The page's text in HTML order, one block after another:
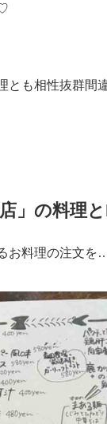
とも相性抜群間
」の料理
お料理の注文を